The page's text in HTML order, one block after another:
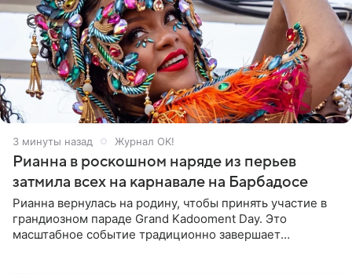
3 минуты назад Журнал OK!
Рианна в роскошном наряде из перьев
затмила всех на карнавале на Барбадосе
Рианна вернулась на родину, чтобы принять участие в
грандиозном параде Grand Kadooment Day. Это
масштабное событие традиционно завершает